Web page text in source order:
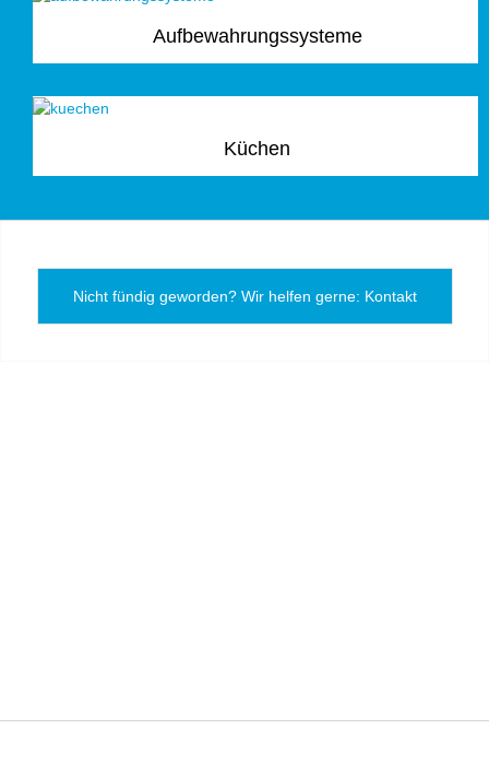
Aufbewahrungssysteme
Küchen
Nicht fündig geworden? Wir helfen gerne: Kontakt